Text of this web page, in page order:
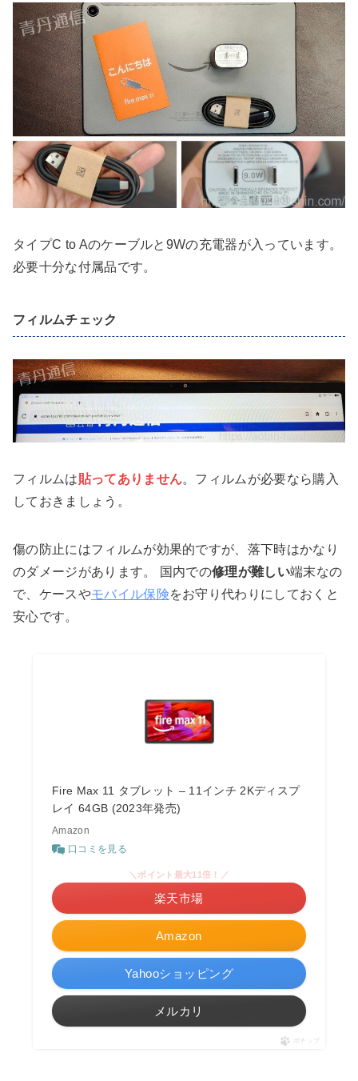
タイプC to Aのケーブルと9Wの充電器が入っています。
必要十分な付属品です。
フィルムチェック
フィルムは貼ってありません。フィルムが必要なら購入
しておきましょう。
傷の防止にはフィルムが効果的ですが、落下時はかなり
のダメージがあります。 国内での修理が難しい端末なの
で、ケースやモバイル保険をお守り代わりにしておくと
安心です。
Fire Max 11 タブレット – 11インチ 2Kディスプ
レイ 64GB (2023年発売)
Amazon
口コミを見る
Amazon
＼ポイント最大11倍！／
楽天市場
Yahooショッピング
メルカリ
ポチップ